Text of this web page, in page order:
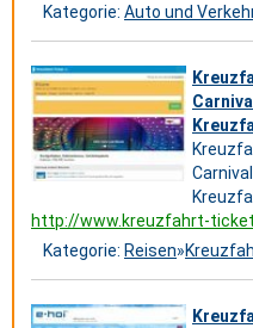
Kategorie: Auto und
http://www.kreuzfahrt-
Kategorie: Reisen»